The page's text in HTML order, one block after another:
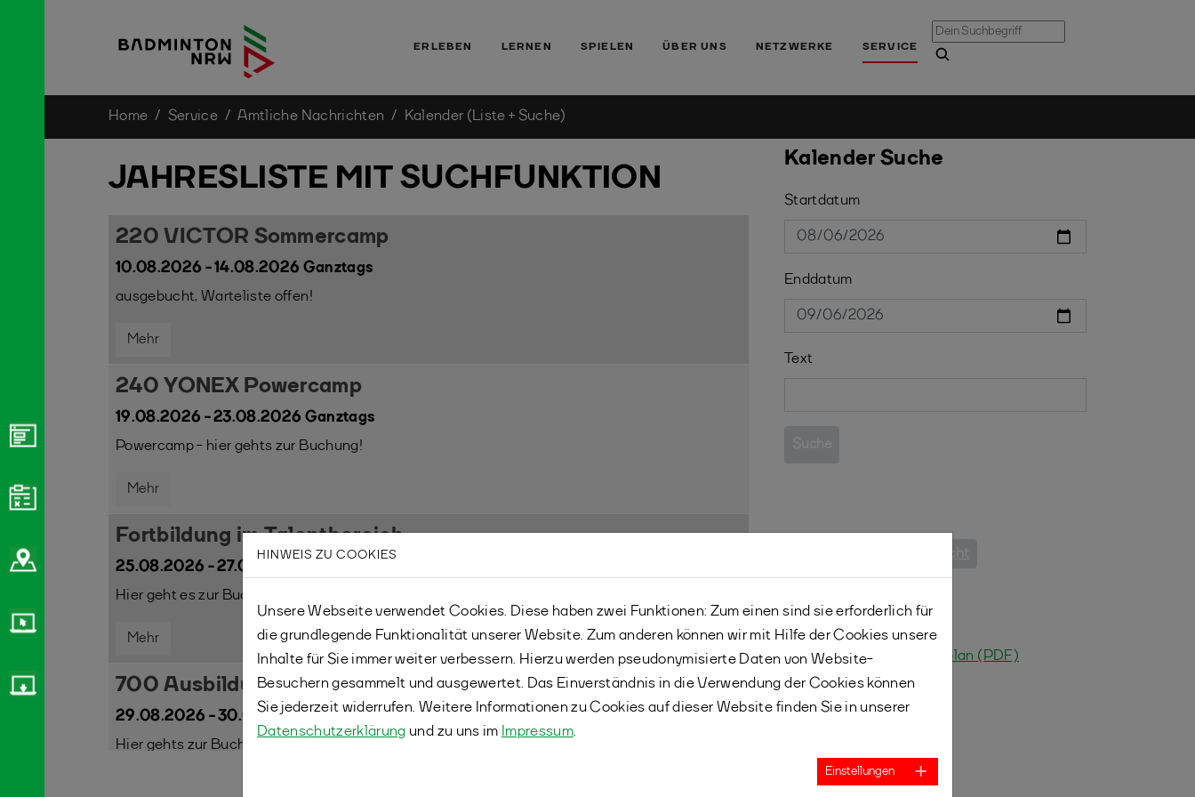
ERLEBEN LERNEN SPIELEN ÜBER UNS NETZWERKE SERVICE
Home Service Amtliche Nachrichten Kalender (Liste + Suche)
JAHRESLISTE MIT SUCHFUNKTION
220 VICTOR Sommercamp
10.08.2026 - 14.08.2026 Ganztags
ausgebucht, Warteliste offen!
Mehr
240 YONEX Powercamp
19.08.2026 - 23.08.2026 Ganztags
Powercamp - hier gehts zur Buchung!
Mehr
Fortbildung im Talentbereich
25.08.2026 - 27.08.2026 Ganztags
Hier geht es zur Buchung! 14101 / 25.08.2026 14102 / 26.08.2026 14103 / 27.08.2026
Mehr
700 Ausbildung Schiedsrichter
29.08.2026 - 30.08.2026 Ganztags
Hier gehts zur Buchung! 06.09.2026(Prüfung)
Kalender Suche
Startdatum
Enddatum
Text
Aktueller Rahmenterminplan (PDF)
HINWEIS ZU COOKIES
Unsere Webseite verwendet Cookies. Diese haben zwei Funktionen: Zum einen sind sie erforderlich für
die grundlegende Funktionalität unserer Website. Zum anderen können wir mit Hilfe der Cookies unsere
Inhalte für Sie immer weiter verbessern. Hierzu werden pseudonymisierte Daten von Website-
Besuchern gesammelt und ausgewertet. Das Einverständnis in die Verwendung der Cookies können
Sie jederzeit widerrufen. Weitere Informationen zu Cookies auf dieser Website finden Sie in unserer
Datenschutzerklärung und zu uns im Impressum.
Einstellungen